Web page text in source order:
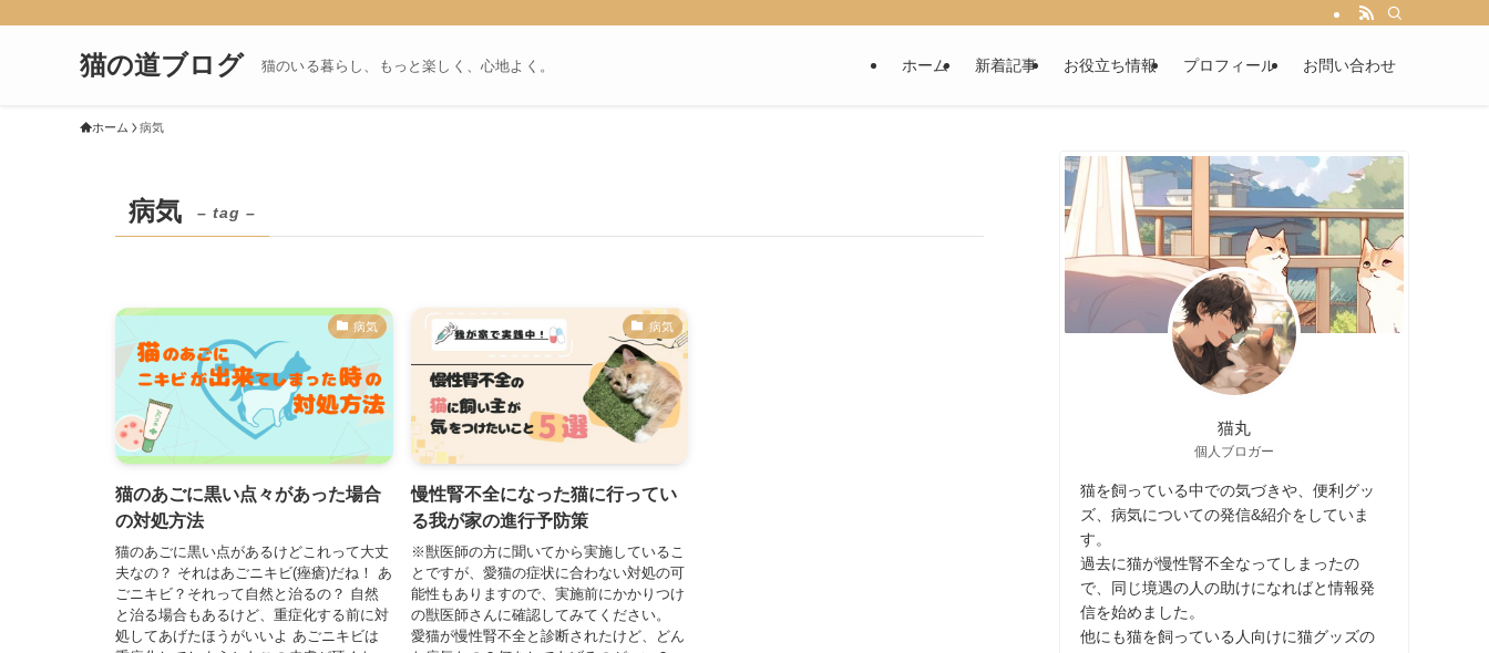
猫の道ブログ 猫のいる暮らし、もっと楽しく、心地よく。 ホーム 新着記事 お役立ち情報 プロフィール お問い合わせ
ホーム 病気
病気 – tag –
病気
猫のあごに黒い点々があった場合
の対処方法
猫のあごに黒い点があるけどこれって大丈
夫なの？ それはあごニキビ(痤瘡)だね！ あ
ごニキビ？それって自然と治るの？ 自然
と治る場合もあるけど、重症化する前に対
処してあげたほうがいいよ あごニキビは
病気
慢性腎不全になった猫に行ってい
る我が家の進行予防策
※獣医師の方に聞いてから実施しているこ
とですが、愛猫の症状に合わない対処の可
能性もありますので、実施前にかかりつけ
の獣医師さんに確認してみてください。
愛猫が慢性腎不全と診断されたけど、どん
猫丸
個人ブロガー
猫を飼っている中での気づきや、便利グッ
ズ、病気についての発信&紹介をしていま
す。
過去に猫が慢性腎不全なってしまったの
で、同じ境遇の人の助けになればと情報発
信を始めました。
他にも猫を飼っている人向けに猫グッズの